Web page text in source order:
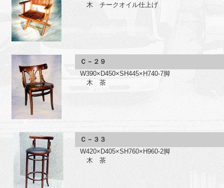
木 チークオイル仕上げ
Ｃ－２９
W390×D450×SH445×H740-7脚
木 茶
Ｃ－３３
W420×D405×SH760×H960-2脚
木 茶